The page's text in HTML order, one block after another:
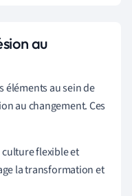
au
éléments au sein de
au changement. Ces
flexible et
la transformation et